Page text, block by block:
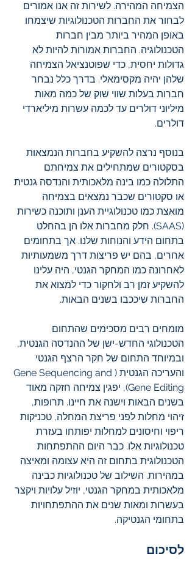
הצמיחה המהירה. לשירות זה אנו אמורים
לבחור את החברות הטכנולוגיות שיצמחו
באופן המהיר ביותר מבין חברות
הטכנולוגיה. החברות אמורות להיות לא
גדולות יחסית, כדי שפוטנציאל הצמיחה
שלהן יהיה מקסימאלי. בדרך כלל נבחר
חברות בעלות שווי שוק של כמה מאות
מיליוני דולרים עד לכמה עשרות מיליארדי
דולרים.
בנוסף נרצה להשקיע בחברות הנמצאות
בסקטורים שמתחילים את צמיחתם
התלולה כמו בינה מלאכותית והנדסה גנטית
או סקטורים שכבר נמצאים בצמיחה
מואצת כמו טכנולוגיית הענן ותוכנה כשירות
(SAAS). חלק מחברות אלו הן בהחלט
בתחום הידע והנוחות שלנו. אך בתחומים
אחרים, בהם יש פריצות דרך משמעותיות
לאחרונה כמו המחקר הגנטי, היה עלינו
להשקיע זמן רב ולחקור כדי למצוא את
החברות שיככבו בשנים הבאות.
מומחים רבים מסכימים שהתחום
הטכנולוגי החדש-ישן של ההנדסה הגנטית,
ובמיוחד התחום של חקר הרצף הגנטי
והעריכה הגנטית (Gene Sequencing and
Gene Editing), יפגין צמיחה חזקה מאוד
בשנים הבאות וישנה את חיינו. תרופות,
זיהוי מחלות לפני פריצת המחלה, טכניקות
ריפוי וחיסונים למחלות יפותחו בעזרת
טכנולוגיות אלו. כבר היום ההתפתחות
הטכנולוגית בתחום זה היא עצומה ומאיצה
במהירות. השילוב של טכנולוגיות כבינה
מלאכותית במחקר הגנטי, יוזיל עלויות ויקצר
בעשרות ומאות שנים את ההתפתחויות
בתחומי הגנטיקה.
לסיכום